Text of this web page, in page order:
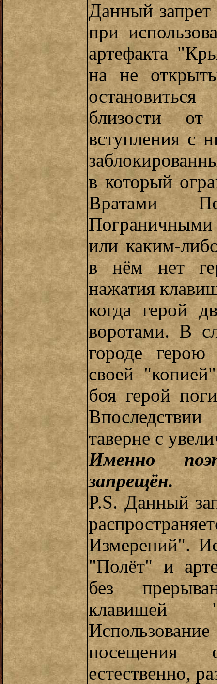
Данный запрет
при
артефакта
на не
близости
вступления с
в который
Вратами
или каким-
в нём нет
нажатия
когда герой
воротами. В
городе герою
своей
боя герой
таверне с
Именно
запрещён.
P.S. Данный
Измерений".
"Полёт" и
без
клавишей
посещения
естественно,